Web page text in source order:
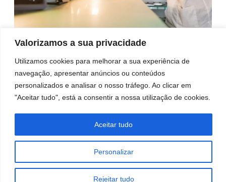
Valorizamos a sua privacidade
Utilizamos cookies para melhorar a sua experiência de
navegação, apresentar anúncios ou conteúdos
personalizados e analisar o nosso tráfego. Ao clicar em
"Aceitar tudo", está a consentir a nossa utilização de cookies.
Personalizar
Rejeitar tudo
Aceitar tudo
conhecimento e o valor da
marca:
Moldes personalizados exclusivos,
cores personalizadas e embalagens de marca.
Soluções electrónicas:Soluções electrónicas
personalizadas com base nas necessidades do
potência, linear e DOB (Driver on Board).